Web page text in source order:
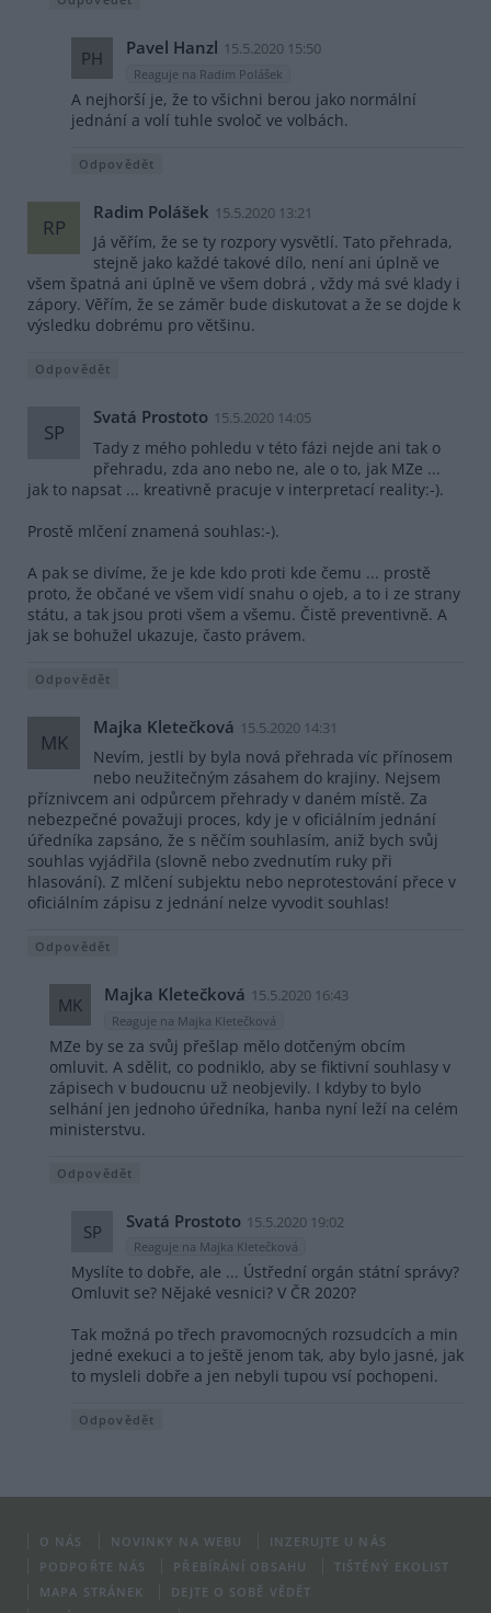
PH Pavel Hanzl 15.5.2020 15:50
Reaguje na Radim Polášek
A nejhorší je, že to všichni berou jako normální
jednání a volí tuhle svoloč ve volbách.
Odpovědět
RP
Radim Polášek 15.5.2020 13:21
Já věřím, že se ty rozpory vysvětlí. Tato přehrada,
stejně jako každé takové dílo, není ani úplně ve
všem špatná ani úplně ve všem dobrá , vždy má své klady i
zápory. Věřím, že se záměr bude diskutovat a že se dojde k
výsledku dobrému pro většinu.
Odpovědět
SP
Svatá Prostoto 15.5.2020 14:05
Tady z mého pohledu v této fázi nejde ani tak o
přehradu, zda ano nebo ne, ale o to, jak MZe ...
jak to napsat ... kreativně pracuje v interpretací reality:-).
Prostě mlčení znamená souhlas:-).
A pak se divíme, že je kde kdo proti kde čemu ... prostě
proto, že občané ve všem vidí snahu o ojeb, a to i ze strany
státu, a tak jsou proti všem a všemu. Čistě preventivně. A
jak se bohužel ukazuje, často právem.
Odpovědět
MK
Majka Kletečková 15.5.2020 14:31
Nevím, jestli by byla nová přehrada víc přínosem
nebo neužitečným zásahem do krajiny. Nejsem
příznivcem ani odpůrcem přehrady v daném místě. Za
nebezpečné považuji proces, kdy je v oficiálním jednání
úředníka zapsáno, že s něčím souhlasím, aniž bych svůj
souhlas vyjádřila (slovně nebo zvednutím ruky při
hlasování). Z mlčení subjektu nebo neprotestování přece v
oficiálním zápisu z jednání nelze vyvodit souhlas!
Odpovědět
MK Majka Kletečková 15.5.2020 16:43
Reaguje na Majka Kletečková
MZe by se za svůj přešlap mělo dotčeným obcím
omluvit. A sdělit, co podniklo, aby se fiktivní souhlasy v
zápisech v budoucnu už neobjevily. I kdyby to bylo
selhání jen jednoho úředníka, hanba nyní leží na celém
ministerstvu.
Odpovědět
SP Svatá Prostoto 15.5.2020 19:02
Reaguje na Majka Kletečková
Myslíte to dobře, ale ... Ústřední orgán státní správy?
Omluvit se? Nějaké vesnici? V ČR 2020?
Tak možná po třech pravomocných rozsudcích a min
jedné exekuci a to ještě jenom tak, aby bylo jasné, jak
to mysleli dobře a jen nebyli tupou vsí pochopeni.
Odpovědět
O NÁS NOVINKY NA WEBU
INZERUJTE U NÁS
PODPOŘTE NÁS
PŘEBÍRÁNÍ OBSAHU
TIŠTĚNÝ EKOLIST
MAPA STRÁNEK
DEJTE O SOBĚ VĚDĚT